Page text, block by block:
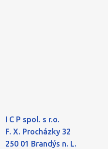
I C P spol. s r.o.
F. X. Procházky 32
250 01 Brandýs n. L.